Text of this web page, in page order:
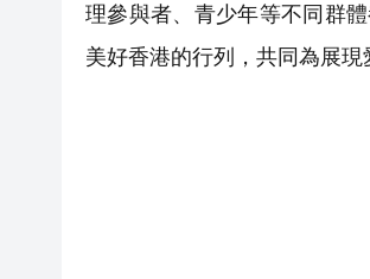
理參與者、青少年等不同群
美好香港的行列，共同為展現